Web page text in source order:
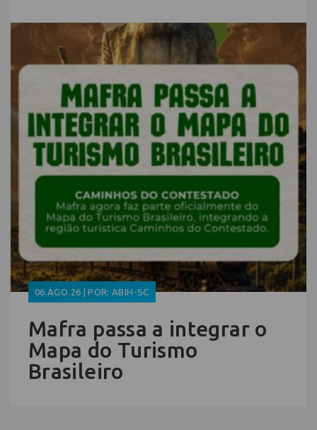
06.AGO.26 | POR: ABIH-SC
Mafra passa a integrar o
Mapa do Turismo
Brasileiro